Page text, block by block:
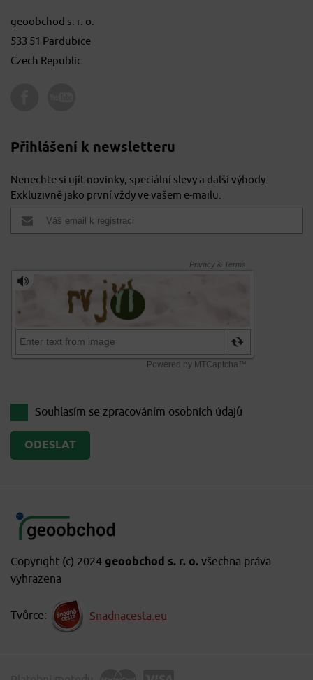
geoobchod s. r. o.
533 51 Pardubice
Czech Republic
Přihlášení k newsletteru
Nenechte si ujít novinky, speciální slevy a další výhody.
Exkluzivně jako první vždy ve vašem e-mailu.
Souhlasím se zpracováním osobních údajů
Copyright (c) 2024 geoobchod s. r. o. všechna práva
vyhrazena
Tvůrce: Snadnacesta.eu